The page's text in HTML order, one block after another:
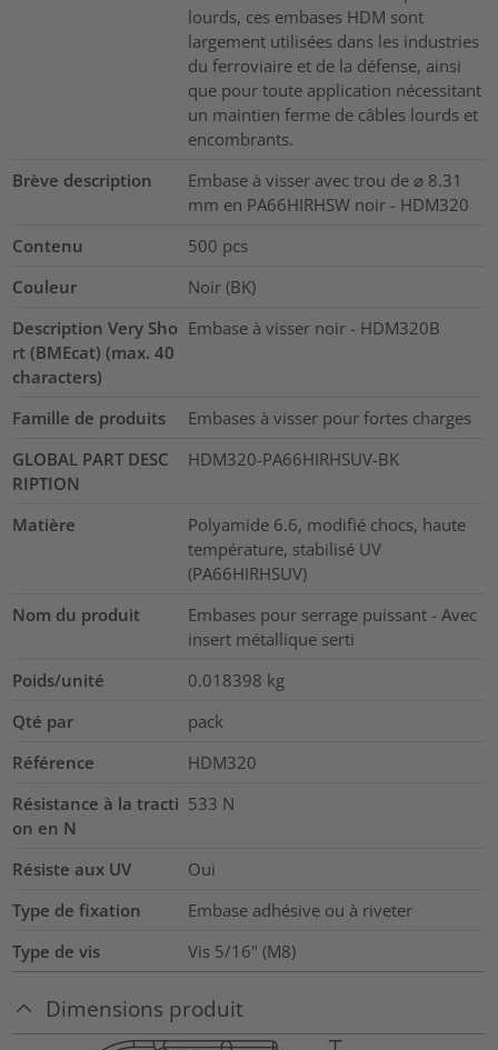
lourds, ces embases HDM sont
largement utilisées dans les industries
du ferroviaire et de la défense, ainsi
que pour toute application nécessitant
un maintien ferme de câbles lourds et
encombrants.
Brève description
Embase à visser avec trou de ⌀ 8.31
mm en PA66HIRHSW noir - HDM320
Contenu
500 pcs
Couleur
Noir (BK)
Description Very Sho
rt (BMEcat) (max. 40
characters)
Embase à visser noir - HDM320B
Famille de produits
Embases à visser pour fortes charges
GLOBAL PART DESC
RIPTION
HDM320-PA66HIRHSUV-BK
Matière
Polyamide 6.6, modifié chocs, haute
température, stabilisé UV
(PA66HIRHSUV)
Nom du produit
Embases pour serrage puissant - Avec
insert métallique serti
Poids/unité
0.018398 kg
Qté par
pack
Référence
HDM320
Résistance à la tracti
on en N
533 N
Résiste aux UV
Oui
Type de fixation
Embase adhésive ou à riveter
Type de vis
Vis 5/16" (M8)
Dimensions produit